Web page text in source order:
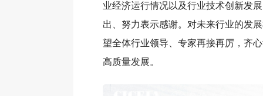
业经济运行情况以及行业技术创新发
出、努力表示感谢。对未来行业的发
望全体行业领导、专家再接再厉，齐
高质量发展。